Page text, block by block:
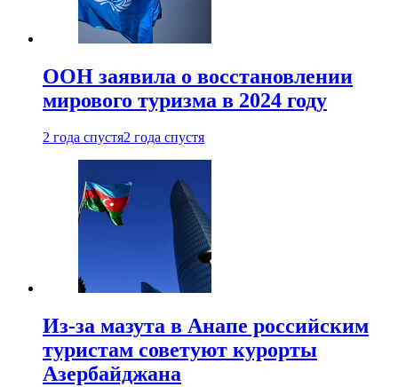
ООН заявила о восстановлении
мирового туризма в 2024 году
2 года спустя2 года спустя
Из-за мазута в Анапе российским
туристам советуют курорты
Азербайджана